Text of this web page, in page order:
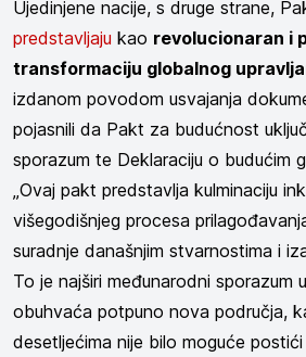
Ujedinjene nacije, s druge strane,
predstavljaju kao revolucionaran i
transformaciju globalnog
izdanom povodom usvajanja
pojasnili da Pakt za budućnost
sporazum te Deklaraciju o budućim
„Ovaj pakt predstavlja kulminaciju
višegodišnjeg procesa
suradnje današnjim stvarnostima i
To je najširi međunarodni sporazum
obuhvaća potpuno nova područja,
desetljećima nije bilo moguće